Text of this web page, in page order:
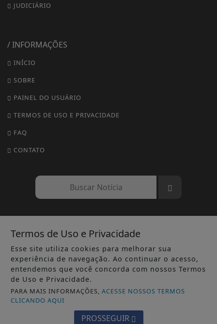
JUDICIÁRIO
/ INFORMAÇÕES
INÍCIO
SOBRE
PAINEL DO USUÁRIO
TERMOS DE USO E PRIVACIDADE
FAQ
CONTATO
© 2020 DK DIGITAL - TODOS OS DIREITOS RESERVADOS.
Termos de Uso e Privacidade
Esse site utiliza cookies para melhorar sua
experiência de navegação. Ao continuar o acesso,
entendemos que você concorda com nossos Termos
de Uso e Privacidade.
PARA MAIS INFORMAÇÕES,ACESSE NOSSOS TERMOS
CLICANDO AQUI
PROSSEGUIR